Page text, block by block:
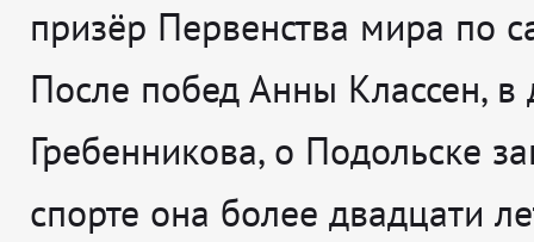
призёр Первенства мира по
После побед Анны Классен, в
Гребенникова, о Подольске
спорте она более двадцати